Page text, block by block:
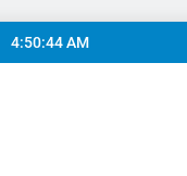
4:50:45 AM